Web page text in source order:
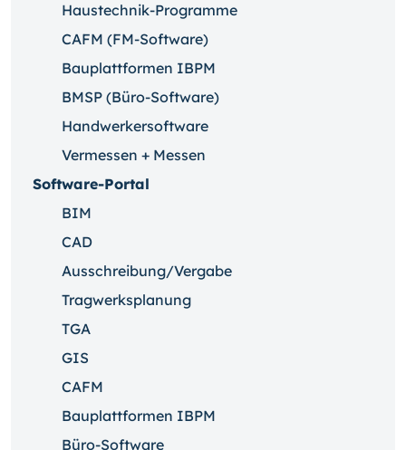
Haustechnik-Programme
CAFM (FM-Software)
Bauplattformen IBPM
BMSP (Büro-Software)
Handwerkersoftware
Vermessen + Messen
Software-Portal
BIM
CAD
Ausschreibung/Vergabe
Tragwerksplanung
TGA
GIS
CAFM
Bauplattformen IBPM
Büro-Software